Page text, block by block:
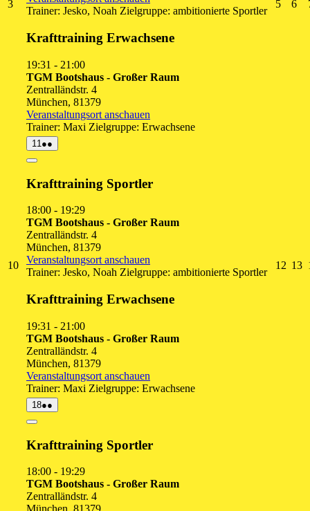
33.
August
Trainer: Jesko, Noah Zielgruppe: ambitionierte Sportler
Krafttraining Erwachsene
19:31 - 21:00
TGM Bootshaus - Großer Raum
Zentralländstr. 4
München, 81379
Veranstaltungsort anschauen
Trainer: Maxi Zielgruppe: Erwachsene
55.
66.
1010.
August
11 11.
August
●●
Veranstaltungen)
Close
Krafttraining Sportler
18:00 - 19:29
TGM Bootshaus - Großer Raum
Zentralländstr. 4
München, 81379
Veranstaltungsort anschauen
Trainer: Jesko, Noah Zielgruppe: ambitionierte Sportler
Krafttraining Erwachsene
19:31 - 21:00
TGM Bootshaus - Großer Raum
Zentralländstr. 4
München, 81379
Veranstaltungsort anschauen
Trainer: Maxi Zielgruppe: Erwachsene
12 12.
13
1818.
August
●●
Veranstaltungen)
Close
Krafttraining Sportler
18:00 - 19:29
TGM Bootshaus - Großer Raum
Zentralländstr. 4